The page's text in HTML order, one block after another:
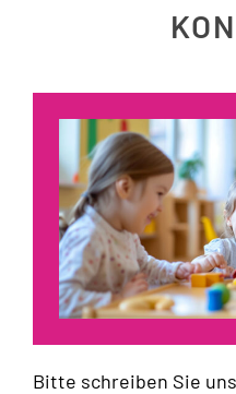
Bitte schreiben Sie